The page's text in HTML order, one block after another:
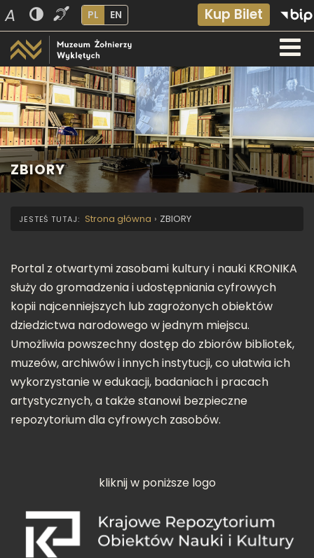
A PL EN Kup Bilet
ZBIORY
Strona główna › ZBIORY
Portal z otwartymi zasobami kultury i nauki KRONIKA
służy do gromadzenia i udostępniania cyfrowych
kopii najcenniejszych lub zagrożonych obiektów
dziedzictwa narodowego w jednym miejscu.
Umożliwia powszechny dostęp do zbiorów bibliotek,
muzeów, archiwów i innych instytucji, co ułatwia ich
wykorzystanie w edukacji, badaniach i pracach
artystycznych, a także stanowi bezpieczne
repozytorium dla cyfrowych zasobów.
kliknij w poniższe logo